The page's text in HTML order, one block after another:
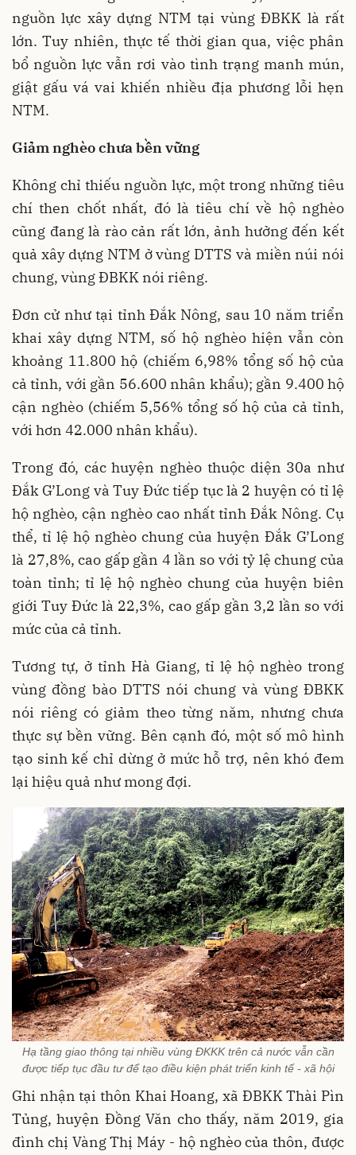
nguồn lực xây dựng NTM tại vùng ĐBKK là rất
lớn. Tuy nhiên, thực tế thời gian qua, việc phân
bổ nguồn lực vẫn rơi vào tình trạng manh mún,
giật gấu vá vai khiến nhiều địa phương lỗi hẹn
NTM.
Giảm nghèo chưa bền vững
Không chỉ thiếu nguồn lực, một trong những tiêu
chí then chốt nhất, đó là tiêu chí về hộ nghèo
cũng đang là rào cản rất lớn, ảnh hưởng đến kết
quả xây dựng NTM ở vùng DTTS và miền núi nói
chung, vùng ĐBKK nói riêng.
Đơn cử như tại tỉnh Đắk Nông, sau 10 năm triển
khai xây dựng NTM, số hộ nghèo hiện vẫn còn
khoảng 11.800 hộ (chiếm 6,98% tổng số hộ của
cả tỉnh, với gần 56.600 nhân khẩu); gần 9.400 hộ
cận nghèo (chiếm 5,56% tổng số hộ của cả tỉnh,
với hơn 42.000 nhân khẩu).
Trong đó, các huyện nghèo thuộc diện 30a như
Đắk G’Long và Tuy Đức tiếp tục là 2 huyện có tỉ lệ
hộ nghèo, cận nghèo cao nhất tỉnh Đắk Nông. Cụ
thể, tỉ lệ hộ nghèo chung của huyện Đắk G’Long
là 27,8%, cao gấp gần 4 lần so với tỷ lệ chung của
toàn tỉnh; tỉ lệ hộ nghèo chung của huyện biên
giới Tuy Đức là 22,3%, cao gấp gần 3,2 lần so với
mức của cả tỉnh.
Tương tự, ở tỉnh Hà Giang, tỉ lệ hộ nghèo trong
vùng đồng bào DTTS nói chung và vùng ĐBKK
nói riêng có giảm theo từng năm, nhưng chưa
thực sự bền vững. Bên cạnh đó, một số mô hình
tạo sinh kế chỉ dừng ở mức hỗ trợ, nên khó đem
lại hiệu quả như mong đợi.
Hạ tầng giao thông tại nhiều vùng ĐKKK trên cả nước vẫn cần
được tiếp tục đầu tư để tạo điều kiện phát triển kinh tế - xã hội
Ghi nhận tại thôn Khai Hoang, xã ĐBKK Thài Pìn
Tủng, huyện Đồng Văn cho thấy, năm 2019, gia
đình chị Vàng Thị Máy - hộ nghèo của thôn, được